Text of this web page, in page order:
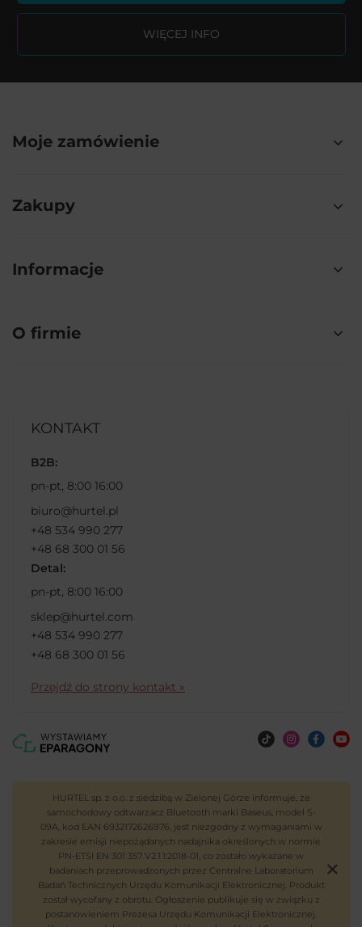
WIĘCEJ INFO
Moje zamówienie
Zakupy
Informacje
O firmie
KONTAKT
B2B:
pn-pt, 8:00 16:00
biuro@hurtel.pl
+48 534 990 277
+48 68 300 01 56
Detal:
pn-pt, 8:00 16:00
sklep@hurtel.com
+48 534 990 277
+48 68 300 01 56
Przejdź do strony kontakt »
HURTEL sp. z o.o. z siedzibą w Zielonej Górze informuje, że
samochodowy odtwarzacz Bluetooth marki Baseus, model S-
09A, kod EAN 6932172626976, jest niezgodny z wymaganiami w
zakresie emisji niepożądanych nadajnika określonych w normie
PN-ETSI EN 301 357 V2.1.1:2018-01, co zostało wykazane w
badaniach przeprowadzonych przez Centralne Laboratorium
Badań Technicznych Urzędu Komunikacji Elektronicznej. Produkt
został wycofany z obrotu. Ogłoszenie publikuje się w związku z
postanowieniem Prezesa Urzędu Komunikacji Elektronicznej.